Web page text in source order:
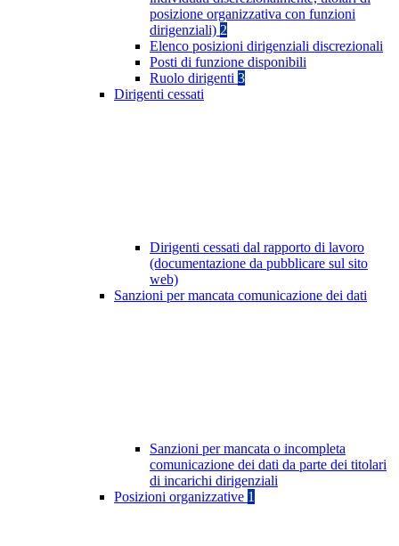
posizione organizzativa con funzioni
dirigenziali) 2
Elenco posizioni dirigenziali discrezionali
Posti di funzione disponibili
Ruolo dirigenti 3
Dirigenti cessati
Dirigenti cessati dal rapporto di lavoro
(documentazione da pubblicare sul sito
web)
Sanzioni per mancata comunicazione dei dati
Sanzioni per mancata o incompleta
comunicazione dei dati da parte dei titolari
di incarichi dirigenziali
Posizioni organizzative 1